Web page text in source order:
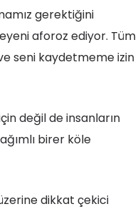
gerektiğini
aforoz ediyor. Tüm
seni kaydetmeme izin
değil de insanların
birer köle
dikkat çekici